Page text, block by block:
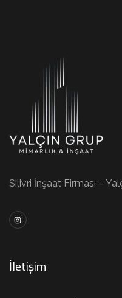
Silivri İnşaat Firması –
İletişim